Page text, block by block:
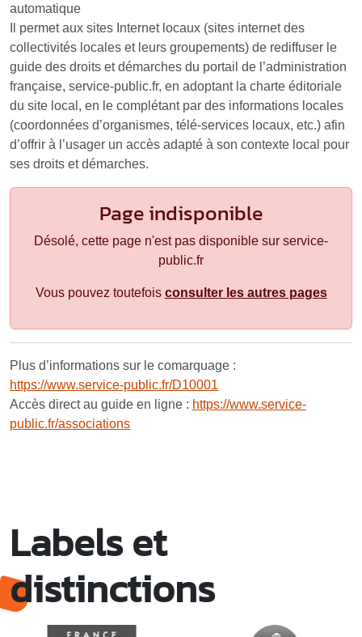
automatique
Il permet aux sites Internet locaux (sites internet des
collectivités locales et leurs groupements) de rediffuser le
guide des droits et démarches du portail de l’administration
française, service-public.fr, en adoptant la charte éditoriale
du site local, en le complétant par des informations locales
(coordonnées d’organismes, télé-services locaux, etc.) afin
d’offrir à l’usager un accès adapté à son contexte local pour
ses droits et démarches.
Page indisponible
Désolé, cette page n'est pas disponible sur service-
public.fr
Vous pouvez toutefois consulter les autres pages
Plus d’informations sur le comarquage :
https://www.service-public.fr/D10001
Accès direct au guide en ligne : https://www.service-
public.fr/associations
Labels et
distinctions